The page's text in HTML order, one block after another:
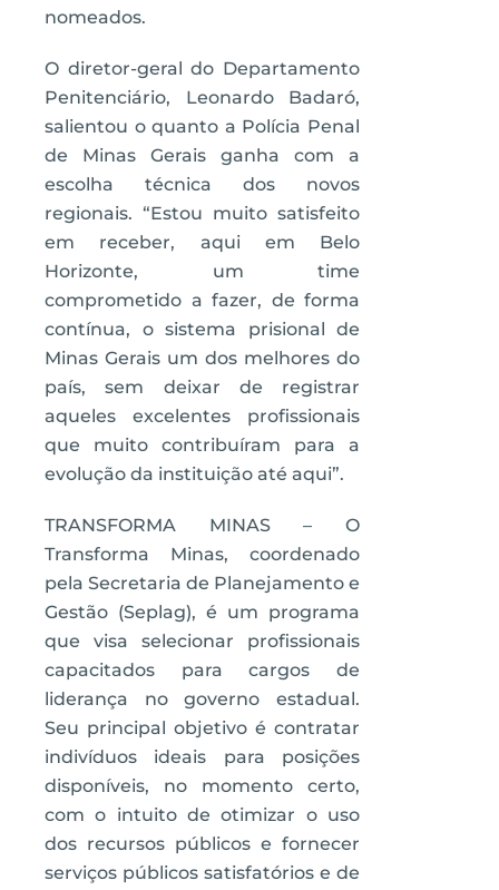
nomeados.
O diretor-geral do Departamento
Penitenciário, Leonardo Badaró,
salientou o quanto a Polícia Penal
de Minas Gerais ganha com a
escolha técnica dos novos
regionais. “Estou muito satisfeito
em receber, aqui em Belo
Horizonte, um time
comprometido a fazer, de forma
contínua, o sistema prisional de
Minas Gerais um dos melhores do
país, sem deixar de registrar
aqueles excelentes profissionais
que muito contribuíram para a
evolução da instituição até aqui”.
TRANSFORMA MINAS – O
Transforma Minas, coordenado
pela Secretaria de Planejamento e
Gestão (Seplag), é um programa
que visa selecionar profissionais
capacitados para cargos de
liderança no governo estadual.
Seu principal objetivo é contratar
indivíduos ideais para posições
disponíveis, no momento certo,
com o intuito de otimizar o uso
dos recursos públicos e fornecer
serviços públicos satisfatórios e de